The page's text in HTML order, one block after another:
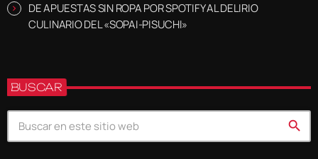
DE APUESTAS SIN ROPA POR SPOTIFY AL DELIRIO
CULINARIO DEL «SOPAI-PISUCHI»
BUSCAR
search